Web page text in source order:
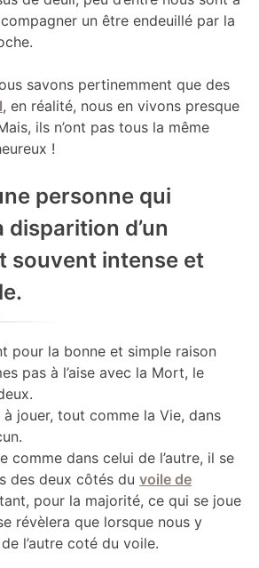
un être endeuillé par la
savons pertinemment que des
, en réalité, nous en vivons presque
ils n’ont pas tous la même
!
personne qui
d’un
souvent intense et
pour la bonne et simple raison
pas à l’aise avec la Mort, le
jouer, tout comme la Vie, dans
comme dans celui de l’autre, il se
des deux côtés du voile de
pour la majorité, ce qui se joue
révèlera que lorsque nous y
l’autre coté du voile.